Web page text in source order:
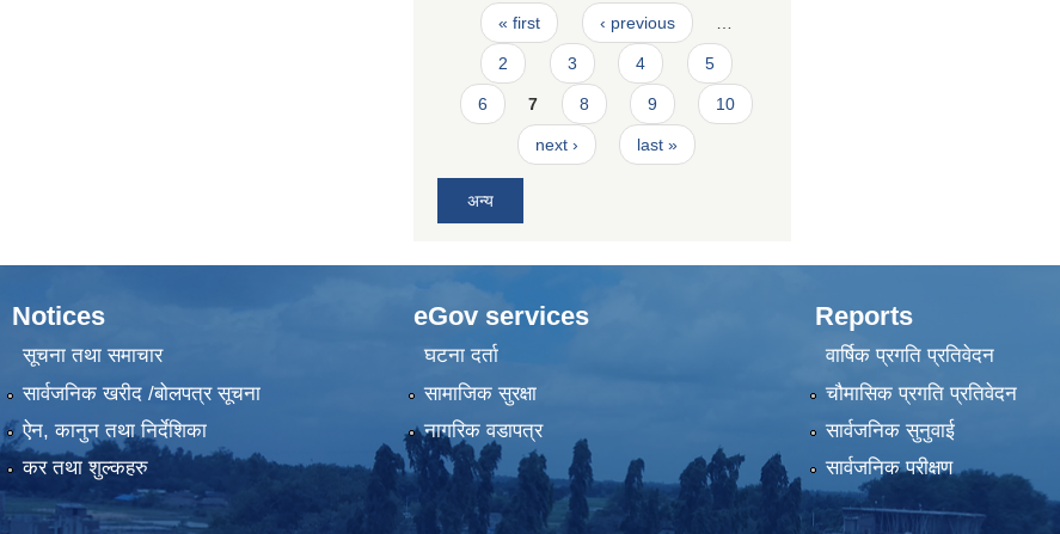
Pages
« first ‹ previous …
2 3 4 5
6 7 8 9 10
next › last »
अन्य
Notices
सूचना तथा समाचार
सार्वजनिक खरीद /बोलपत्र सूचना
ऐन, कानुन तथा निर्देशिका
कर तथा शुल्कहरु
eGov services
घटना दर्ता
सामाजिक सुरक्षा
नागरिक वडापत्र
Reports
वार्षिक प्रगति प्रतिवेदन
चौमासिक प्रगति प्रतिवेदन
सार्वजनिक सुनुवाई
सार्वजनिक परीक्षण